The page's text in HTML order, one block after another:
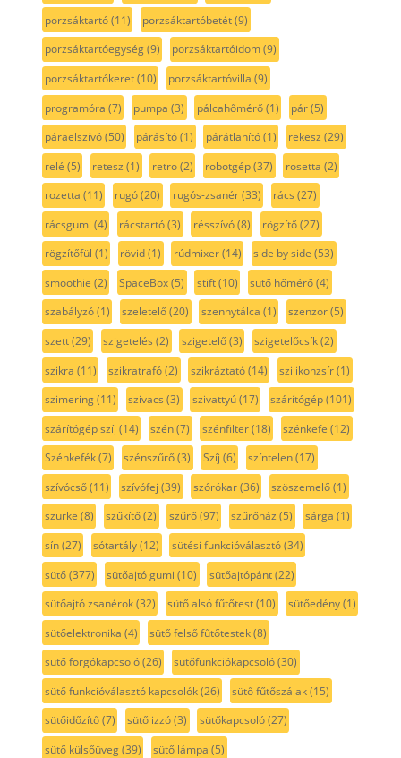
porzsáktartó(11) porzsáktartóbetét(9)
porzsáktartóegység(9) porzsáktartóidom(9)
porzsáktartókeret(10) porzsáktartóvilla (9)
programóra (7) pumpa (3) pálcahőmérő(1) pár(5)
páraelszívó(50) párásító(1) párátlanító(1) rekesz (29)
relé (5) retesz (1) retro(2) robotgép(37) rosetta (2)
rozetta (11) rugó(20) rugós-zsanér(33) rács (27)
rácsgumi (4) rácstartó(3) résszívó(8) rögzítő(27)
rögzítőfül (1) rövid(1) rúdmixer(14) side by side (53)
smoothie (2) SpaceBox(5) stift(10) sutő hőmérő(4)
szabályzó(1) szeletelő(20) szennytálca (1) szenzor(5)
szett(29) szigetelés (2) szigetelő(3) szigetelőcsík(2)
szikra (11) szikratrafó(2) szikráztató(14) szilikonzsír(1)
szimering(11) szivacs (3) szivattyú(17) szárítógép(101)
szárítógép szíj (14) szén(7) szénfilter(18) szénkefe (12)
Szénkefék(7) szénszűrő(3) Szíj (6) színtelen(17)
szívócső(11) szívófej (39) szórókar(36) szöszemelő(1)
szürke (8) szűkítő(2) szűrő(97) szűrőház (5) sárga (1)
sín(27) sótartály(12) sütési funkcióválasztó(34)
sütő(377) sütőajtó gumi (10) sütőajtópánt(22)
sütőajtó zsanérok(32) sütő alsó fűtőtest(10) sütőedény(1)
sütőelektronika (4) sütő felső fűtőtestek(8)
sütő forgókapcsoló(26) sütőfunkciókapcsoló(30)
sütő funkcióválasztó kapcsolók(26) sütő fűtőszálak(15)
sütőidőzítő(7) sütő izzó(3) sütőkapcsoló(27)
sütő külsőüveg(39) sütő lámpa (5)